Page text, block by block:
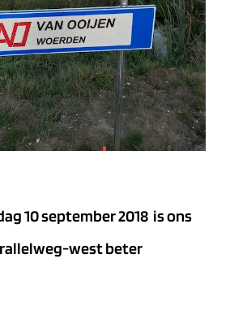
10 september 2018 is ons
west beter